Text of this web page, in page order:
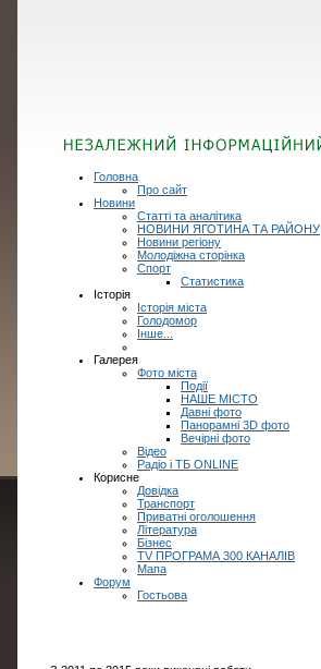
Головна
Про сайт
Новини
Статті та аналітика
НОВИНИ ЯГОТИНА ТА РАЙОНУ
Новини регіону
Молодіжна сторінка
Спорт
Статистика
Історія
Історія міста
Голодомор
Інше...
Галерея
Фото міста
Події
НАШЕ МІСТО
Давні фото
Панорамні 3D фото
Вечірні фото
Відео
Радіо і ТБ ONLINE
Корисне
Довідка
Транспорт
Приватні оголошення
Література
Бізнес
TV ПРОГРАМА 300 КАНАЛІВ
Мапа
Форум
Гостьова